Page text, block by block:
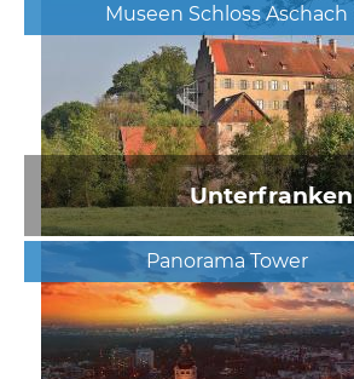
Museen Schloss Aschach
Unterfranken
Panorama Tower